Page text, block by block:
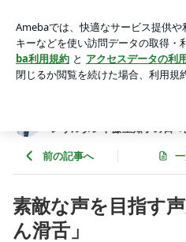
イス 新館】福岡の声と話し方コ
あれこれ＆お役立ちブログ
アプリをダウンロードして ブログ
ょう。
ンサルタント藤重知子の日
前の記事へ
素敵な声を目指す
ん滑舌」